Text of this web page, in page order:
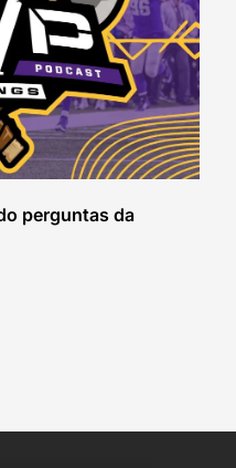
perguntas da